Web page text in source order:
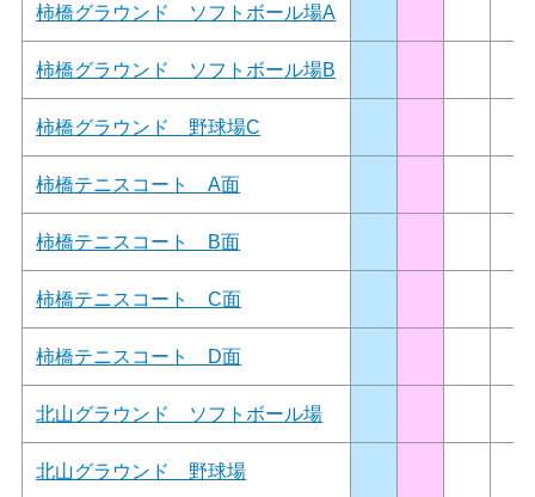
柿橋グラウンド ソフトボール場A
柿橋グラウンド ソフトボール場B
柿橋グラウンド 野球場C
柿橋テニスコート A面
柿橋テニスコート B面
柿橋テニスコート C面
柿橋テニスコート D面
北山グラウンド ソフトボール場
北山グラウンド 野球場